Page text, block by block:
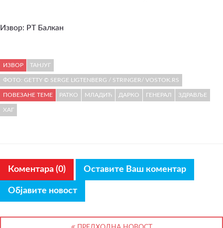
Извор: РТ Балкан
ИЗВОР ТАНЈУГ
ФОТО: GETTY © SERGE LIGTENBERG / STRINGER/ VOSTOK.RS
ПОВЕЗАНЕ ТЕМЕ РАТКО МЛАДИЋ ДАРКО ГЕНЕРАЛ ЗДРАВЉЕ
ХАГ
Коментара (0) Оставите Ваш коментар
Објавите новост